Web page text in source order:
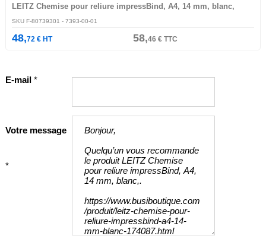
LEITZ Chemise pour reliure impressBind, A4, 14 mm, blanc,
SKU F-80739301 - 7393-00-01
48,72€HT 58,46€TTC
E-mail *
Votre message
*